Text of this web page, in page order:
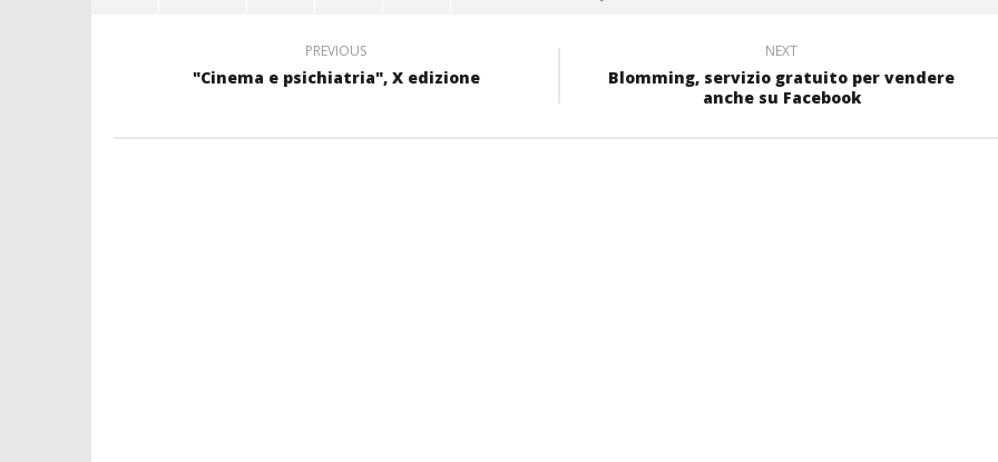
PREVIOUS
"Cinema e psichiatria", X edizione
NEXT
Blomming, servizio gratuito per vendere
anche su Facebook